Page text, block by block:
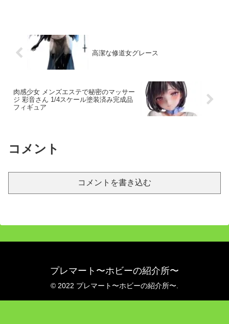
高潔な修道女グレース
肉感少女 メンズエステで秘密のマッサー
ジ 彩音さん 1/4スケール塗装済み完成品
フィギュア
コメント
コメントを書き込む
プレマート〜ホビーの紹介所〜
© 2022 プレマート〜ホビーの紹介所〜.